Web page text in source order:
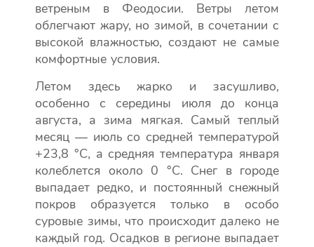
ветреным в Феодосии. Ветры летом
облегчают жару, но зимой, в сочетании с
высокой влажностью, создают не самые
комфортные условия.
Летом здесь жарко и засушливо,
особенно с середины июля до конца
августа, а зима мягкая. Самый теплый
месяц — июль со средней температурой
+23,8 °C, а средняя температура января
колеблется около 0 °C. Снег в городе
выпадает редко, и постоянный снежный
покров образуется только в особо
суровые зимы, что происходит далеко не
каждый год. Осадков в регионе выпадает